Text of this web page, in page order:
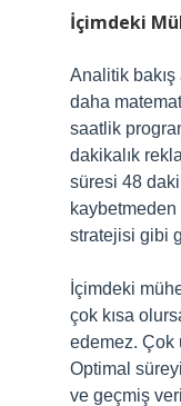
İçimdeki
Analitik bakış
daha
saatlik
dakikalık
süresi 48
stratejisi gibi
İçimdeki
çok kısa
edemez. Çok
Optimal
ve geçmiş